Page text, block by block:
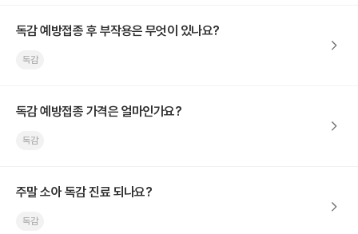
독감 예방접종 후 부작용은 무엇이 있나요?
독감
독감 예방접종 가격은 얼마인가요?
독감
주말 소아 독감 진료 되나요?
독감